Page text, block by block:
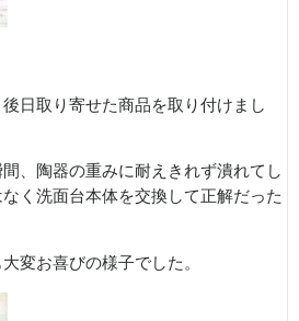
日取り寄せた商品を取り付けまし
、陶器の重みに耐えきれず潰れてし
く洗面台本体を交換して正解だった
変お喜びの様子でした。